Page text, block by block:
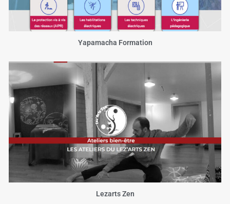
Yapamacha Formation
Lezarts Zen